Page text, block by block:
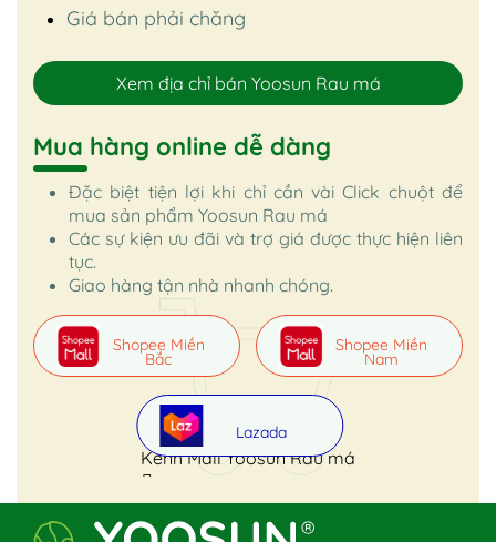
Giá bán phải chăng
Xem địa chỉ bán Yoosun Rau má
Mua hàng online dễ dàng
Đặc biệt tiện lợi khi chỉ cần vài Click chuột để
mua sản phẩm Yoosun Rau má
Các sự kiện ưu đãi và trợ giá được thực hiện liên
tục.
Giao hàng tận nhà nhanh chóng.
Kênh Mall Yoosun Rau má
Shopee Miền
Bắc
Shopee Miền
Nam
Lazada